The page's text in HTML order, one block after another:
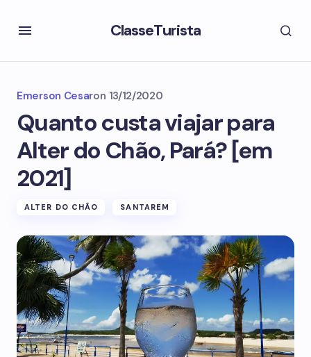
ClasseTurista
Emerson Cesaron 13/12/2020
Quanto custa viajar para
Alter do Chão, Pará? [em
2021]
ALTER DO CHÃO SANTAREM